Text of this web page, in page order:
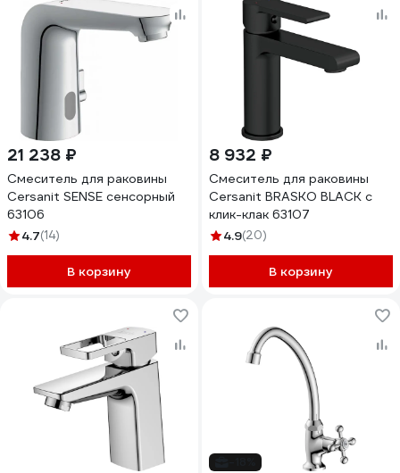
21 238 ₽
Смеситель для раковины
Cersanit SENSE сенсорный
63106
4.7(14)
В корзину
8 932 ₽
Смеситель для раковины
Cersanit BRASKO BLACK с
клик-клак 63107
4.9(20)
В корзину